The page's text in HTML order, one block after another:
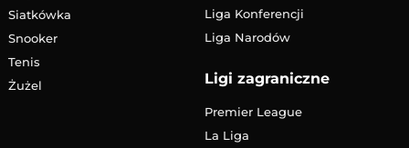
Siatkówka
Snooker
Tenis
Żużel
Liga Konferencji
Liga Narodów
Ligi zagraniczne
Premier League
La Liga